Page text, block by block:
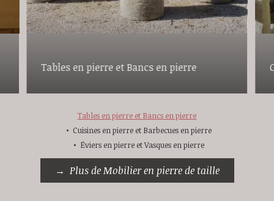
Tables en pierre et Bancs en pierre
Tables en pierre et Bancs en pierre
Cuisines en pierre et Barbecues en pierre
Éviers en pierre et Vasques en pierre
Plus de Mobilier en pierre de taille